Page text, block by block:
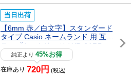
当日出荷
【6mm 赤／白文字】スタンダード
タイプ Casio ネームランド 用 互換
テープカートリッジ / XR-6ARD
純正より45%お得
在庫あり 720円 (税込)